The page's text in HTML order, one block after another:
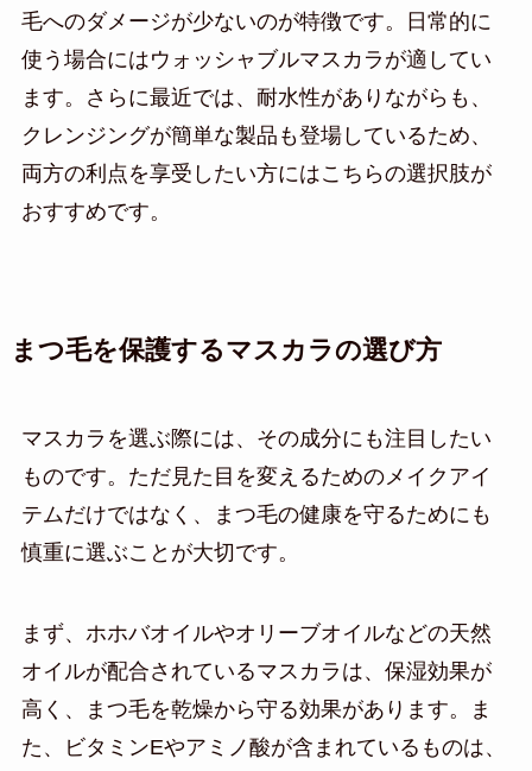
毛へのダメージが少ないのが特徴です。日常的に
使う場合にはウォッシャブルマスカラが適してい
ます。さらに最近では、耐水性がありながらも、
クレンジングが簡単な製品も登場しているため、
両方の利点を享受したい方にはこちらの選択肢が
おすすめです。
まつ毛を保護するマスカラの選び方
マスカラを選ぶ際には、その成分にも注目したい
ものです。ただ見た目を変えるためのメイクアイ
テムだけではなく、まつ毛の健康を守るためにも
慎重に選ぶことが大切です。
まず、ホホバオイルやオリーブオイルなどの天然
オイルが配合されているマスカラは、保湿効果が
高く、まつ毛を乾燥から守る効果があります。ま
た、ビタミンEやアミノ酸が含まれているものは、